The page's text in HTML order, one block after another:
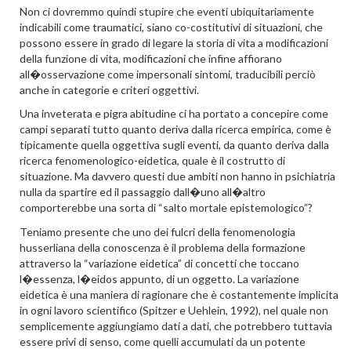
Non ci dovremmo quindi stupire che eventi ubiquitariamente
indicabili come traumatici, siano co-costitutivi di situazioni, che
possono essere in grado di legare la storia di vita a modificazioni
della funzione di vita, modificazioni che infine affiorano
all�osservazione come impersonali sintomi, traducibili perciò
anche in categorie e criteri oggettivi.
Una inveterata e pigra abitudine ci ha portato a concepire come
campi separati tutto quanto deriva dalla ricerca empirica, come è
tipicamente quella oggettiva sugli eventi, da quanto deriva dalla
ricerca fenomenologico-eidetica, quale è il costrutto di
situazione. Ma davvero questi due ambiti non hanno in psichiatria
nulla da spartire ed il passaggio dall�uno all�altro
comporterebbe una sorta di “salto mortale epistemologico”?
Teniamo presente che uno dei fulcri della fenomenologia
husserliana della conoscenza è il problema della formazione
attraverso la “variazione eidetica” di concetti che toccano
l�essenza, l�eidos appunto, di un oggetto. La variazione
eidetica è una maniera di ragionare che è costantemente implicita
in ogni lavoro scientifico (Spitzer e Uehlein, 1992), nel quale non
semplicemente aggiungiamo dati a dati, che potrebbero tuttavia
essere privi di senso, come quelli accumulati da un potente